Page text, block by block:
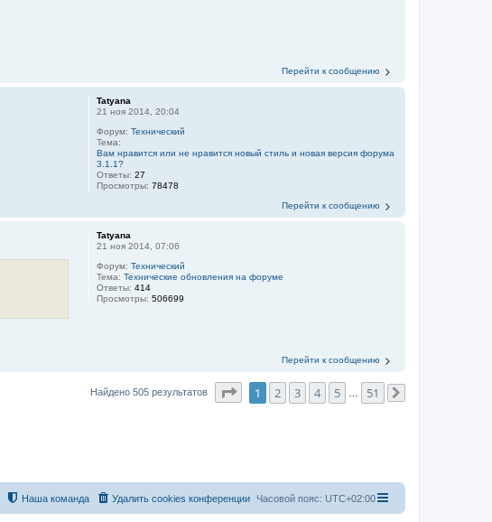
Перейти к сообщению
Tatyana
21 ноя 2014, 20:04
Форум:Технический
Тема:
Вам нравится или не нравится новый стиль и новая версия форума
3.1.1?
Ответы:27
Просмотры:78478
Перейти к сообщению
Tatyana
21 ноя 2014, 07:06
Форум:Технический
Тема:Технические обновления на форуме
Ответы:414
Просмотры:506699
Перейти к сообщению
Найдено 505 результатов Страница 1 из51
1 2 3 4 5 51
Часовой пояс: UTC+02:00
Удалить cookies конференции
Наша команда